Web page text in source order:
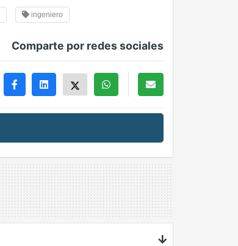
ingeniero
Comparte por redes sociales